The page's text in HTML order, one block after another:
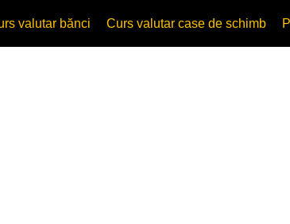
valutar bănci Curs valutar case de schimb